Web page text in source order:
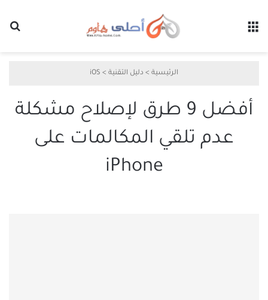
الرئيسية > دليل التقنية >
iOS
أفضل 9 طرق لإصلاح مشكلة
عدم تلقي المكالمات على
iPhone